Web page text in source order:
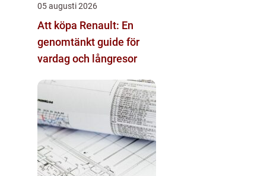
05 augusti 2026
Att köpa Renault: En
genomtänkt guide för
vardag och långresor